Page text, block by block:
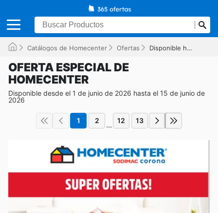
Catálogos de Homecenter Ofertas Disponible hasta el 15/06/2026
OFERTA ESPECIAL DE
HOMECENTER
Disponible desde el 1 de junio de 2026 hasta el 15 de junio de
2026
1 2 ... 12 13